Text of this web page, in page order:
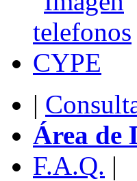
|
Área de
F.A.Q. |